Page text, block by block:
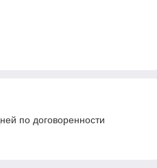
по договоренности